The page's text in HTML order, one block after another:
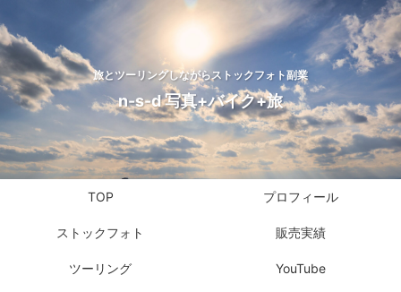
旅とツーリングしながらストックフォト副業
n-s-d 写真+バイク+旅
TOP プロフィール
ストックフォト 販売実績
ツーリング YouTube